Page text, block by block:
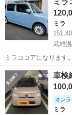
ボディタイプ: ハッチ
ミ
ミラ
武雄
ミラココアになります
佐賀 武雄市 武
車検
オン
ミラ